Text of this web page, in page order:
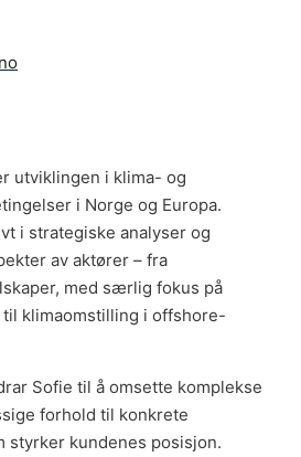
utviklingen i klima- og
i Norge og Europa.
i strategiske analyser og
av aktører – fra
med særlig fokus på
klimaomstilling i offshore-
Sofie til å omsette komplekse
forhold til konkrete
styrker kundenes posisjon.